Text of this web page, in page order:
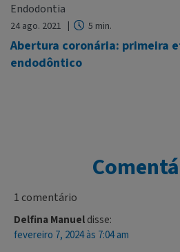
Endodontia
24 ago. 2021 5 min.
Abertura coronária: primeira
endodôntico
1 comentário
Delfina Manueldisse:
fevereiro 7, 2024 às 7:04 am